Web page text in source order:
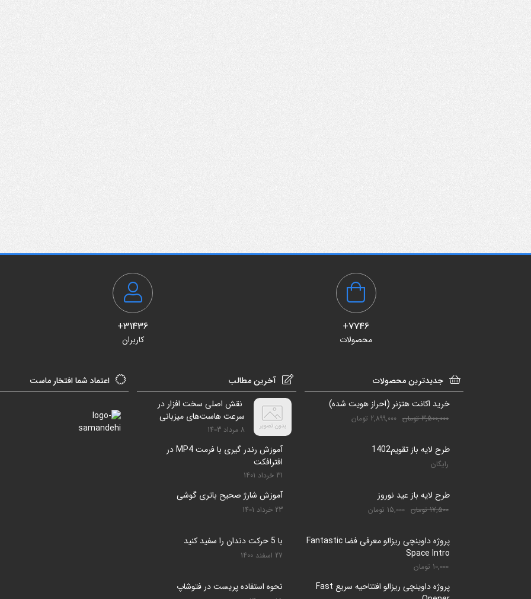
7746+
محصولات
31436+
کاربران
جدیدترین محصولات
خرید اکانت هتزنر (احراز هویت شده)
3,500,000 تومان 2,899,000 تومان
طرح لایه باز تقویم1402
رایگان
طرح لایه باز عید نوروز
17,500 تومان 15,000 تومان
پروژه داوینچی ریزالو معرفی فضا Fantastic
Space Intro
10,000 تومان
پروژه داوینچی ریزالو افتتاحیه سریع Fast
آخرین مطالب
نقش اصلی سخت افزار در
سرعت هاست‌های میزبانی
سایت
8 مرداد 1403
آموزش رندر گیری با فرمت MP4 در
افترافکت
31 خرداد 1401
آموزش شارژ صحیح باتری گوشی
23 خرداد 1401
با 5 حرکت دندان را سفید کنید
27 اسفند 1400
نحوه استفاده پریست در فتوشاپ
اعتماد شما افتخار ماست